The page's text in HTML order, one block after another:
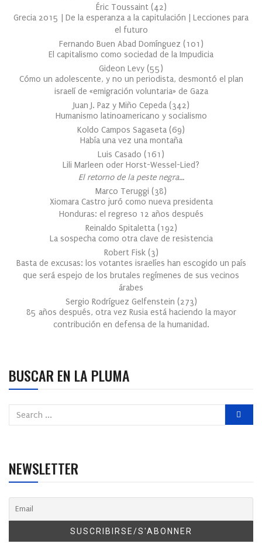
Éric Toussaint (42)
Grecia 2015 | De la esperanza a la capitulación | Lecciones para
el futuro
Fernando Buen Abad Domínguez (101 )
El capitalismo como sociedad de la Impudicia
Gideon Levy (55)
Cómo un adolescente, y no un periodista, desmontó el plan
israelí de «emigración voluntaria» de Gaza
Juan J. Paz y Miño Cepeda (342)
Humanismo latinoamericano y socialismo
Koldo Campos Sagaseta (69)
Había una vez una montaña
Luis Casado (161 )
Lili Marleen oder Horst-Wessel-Lied?
El retorno de la peste negra…
Marco Teruggi (38)
Xiomara Castro juró como nueva presidenta
Honduras: el regreso 12 años después
Reinaldo Spitaletta (192)
La sospecha como otra clave de resistencia
Robert Fisk (3)
Basta de excusas: los votantes israelíes han escogido un país
que será espejo de los brutales regímenes de sus vecinos
árabes
Sergio Rodríguez Gelfenstein (273)
85 años después, otra vez Rusia está haciendo la mayor
contribución en defensa de la humanidad.
BUSCAR EN LA PLUMA
NEWSLETTER